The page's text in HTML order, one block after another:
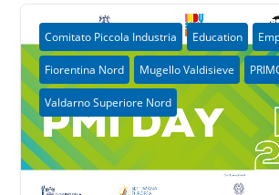
Comitato Piccola Industria Education
Fiorentina Nord Mugello Valdisieve
Valdarno Superiore Nord